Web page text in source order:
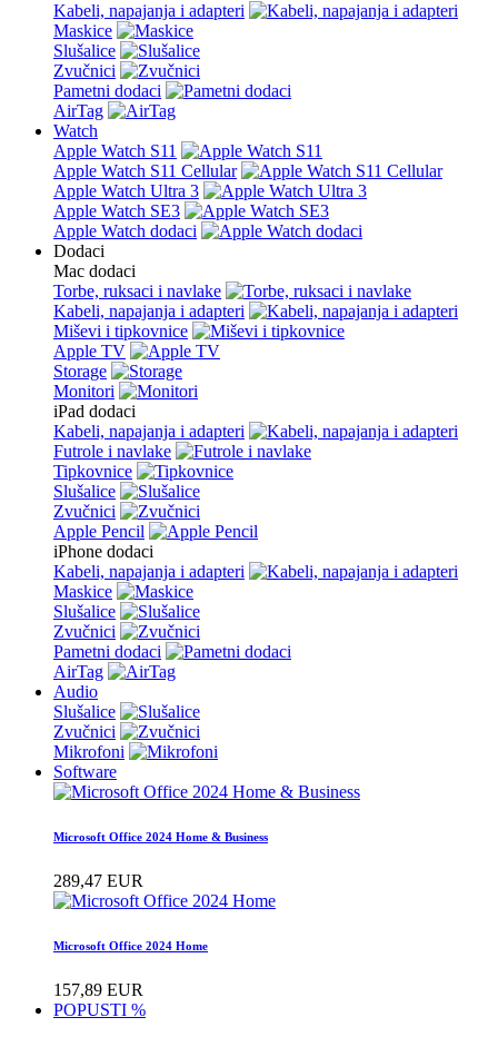
Kabeli, napajanja i adapteri
Maskice
Slušalice
Zvučnici
Pametni dodaci
AirTag
Watch
Apple Watch S11
Apple Watch S11 Cellular
Apple Watch Ultra 3
Apple Watch SE3
Apple Watch dodaci
Dodaci
Mac dodaci
Torbe, ruksaci i navlake
Kabeli, napajanja i adapteri
Miševi i tipkovnice
Apple TV
Storage
Monitori
iPad dodaci
Kabeli, napajanja i adapteri
Futrole i navlake
Tipkovnice
Slušalice
Zvučnici
Apple Pencil
iPhone dodaci
Kabeli, napajanja i adapteri
Maskice
Slušalice
Zvučnici
Pametni dodaci
AirTag
Audio
Slušalice
Zvučnici
Mikrofoni
Software
Microsoft Office 2024 Home & Business
289,47 EUR
Microsoft Office 2024 Home
157,89 EUR
POPUSTI %